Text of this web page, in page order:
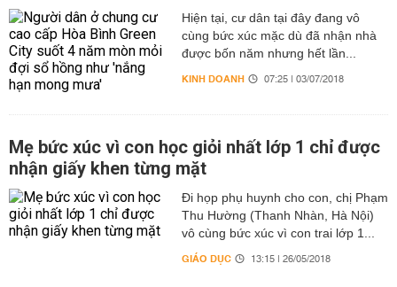
Hiện tại, cư dân tại đây đang vô
cùng bức xúc mặc dù đã nhận nhà
được bốn năm nhưng hết lần...
KINH DOANH 07:25 | 03/07/2018
Mẹ bức xúc vì con học giỏi nhất lớp 1 chỉ được
nhận giấy khen từng mặt
Đi họp phụ huynh cho con, chị Phạm
Thu Hường (Thanh Nhàn, Hà Nội)
vô cùng bức xúc vì con trai lớp 1...
GIÁO DỤC 13:15 | 26/05/2018